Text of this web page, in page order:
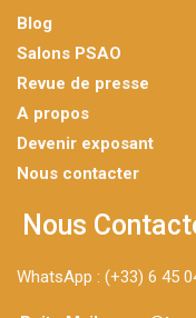
Blog
Salons PSAO
Revue de presse
A propos
Devenir exposant
Nous contacter
Nous
WhatsApp : (+33) 6 45